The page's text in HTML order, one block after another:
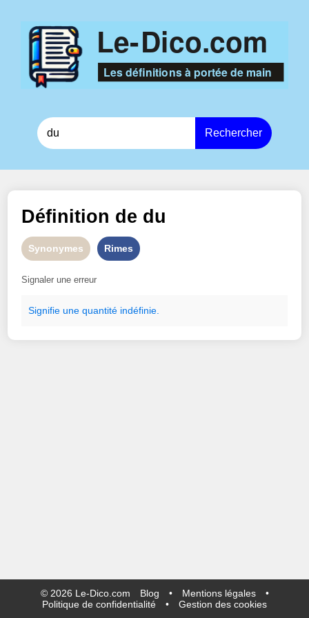
Rechercher
Définition de du
Synonymes Rimes
Signaler une erreur
Signifie une quantité indéfinie.
© 2026 Le-Dico.com Blog • Mentions légales
•
Politique de confidentialité
• Gestion des cookies